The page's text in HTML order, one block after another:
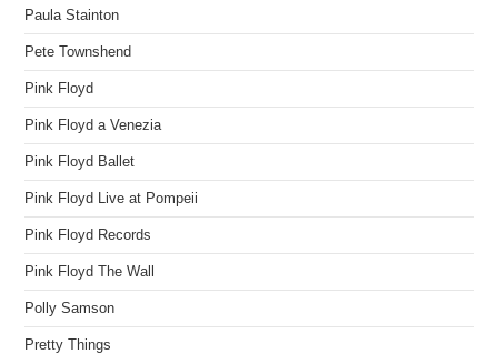
Paula Stainton
Pete Townshend
Pink Floyd
Pink Floyd a Venezia
Pink Floyd Ballet
Pink Floyd Live at Pompeii
Pink Floyd Records
Pink Floyd The Wall
Polly Samson
Pretty Things